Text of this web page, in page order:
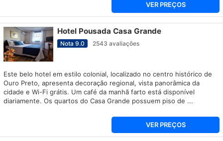
VER PREÇOS
Hotel Pousada Casa Grande
Nota 9.0 2543 avaliações
Este belo hotel em estilo colonial, localizado no centro histórico de
Ouro Preto, apresenta decoração regional, vista panorâmica da
cidade e Wi-Fi grátis. Um café da manhã farto está disponível
diariamente. Os quartos do Casa Grande possuem piso de ...
VER PREÇOS